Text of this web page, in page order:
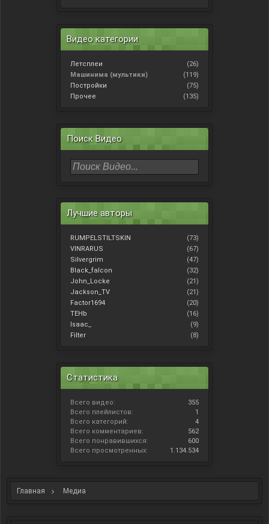
Видео категории
Летсплеи
(26)
Машинима (мультики)
(119)
Постройки
(75)
Прочее
(135)
Поиск Видео
Лучшие авторы
RUMPELSTILTSKIN
(73)
VINRARUS
(67)
Silvergrim
(47)
Black_falcon
(32)
John_Locke
(21)
Jackson_TV
(21)
Factor1694
(20)
TEHb
(16)
Isaac_
(9)
Filter
(8)
Статистика
Всего видео:
355
Всего плейлистов:
1
Всего категорий:
4
Всего комментариев:
562
Всего понравившихся:
600
Всего просмотренных:
1.134.534
Главная Медиа